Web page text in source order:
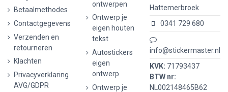
Betaalmethodes
Contactgegevens
Verzenden en
retourneren
Klachten
Privacyverklaring
AVG/GDPR
ontwerpen
Ontwerp je
eigen houten
tekst
Autostickers
eigen
ontwerp
Ontwerp je
Hattemerbroek
0341 729 680
info@stickermaster.nl
KVK: 71793437
BTW nr:
NL002148465B62